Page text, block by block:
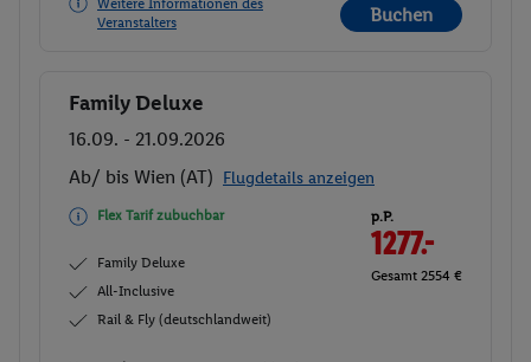
Veranstalters
Buchen
Buchen
Family Deluxe
16.09. - 21.09.2026
Ab/ bis Wien (AT) Flugdetails anzeigen
Flex Tarif zubuchbar
Family Deluxe
All-Inclusive
Rail & Fly (deutschlandweit)
p.P.
1277.-
Gesamt 2554 €